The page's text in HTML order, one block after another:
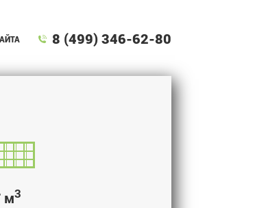
8 (499) 346-62-80
м3